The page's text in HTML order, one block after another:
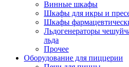
Винные шкафы
Шкафы для икры и
Шкафы
Льдогенераторы
льда
Прочее
Оборудование для пиццерии